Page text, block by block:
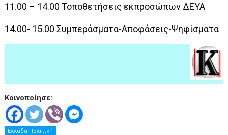
11.00 – 14.00 Τοποθετήσεις εκπροσώπων ΔΕΥΑ
14.00- 15.00 Συμπεράσματα-Αποφάσεις-Ψηφίσματα
Κοινοποίησε:
Ελλάδα-Πολιτική